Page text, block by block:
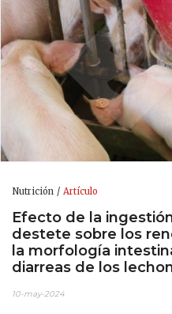
Nutrición Artículo
Efecto de la
destete sobre los
la morfología
diarreas de los
10-may-2024